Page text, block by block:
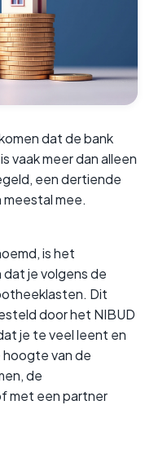
dat de bank
vaak meer dan alleen
een dertiende
mee.
is het
je volgens de
Dit
door het NIBUD
je te veel leent en
hoogte van de
de
met een partner